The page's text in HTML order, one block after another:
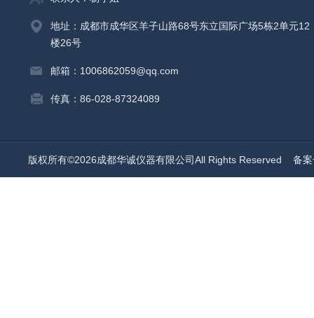
地址：成都市成华区羊子山路68号东立国际广场5栋2单元12
楼26号
邮箱：1006862059@qq.com
传真：86-028-87324089
版权所有©2026成都华诚仪器有限公司All Rights Reserved 备